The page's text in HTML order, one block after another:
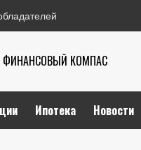
ФИНАНСОВЫЙ КОМПАС
Ипотека Новости